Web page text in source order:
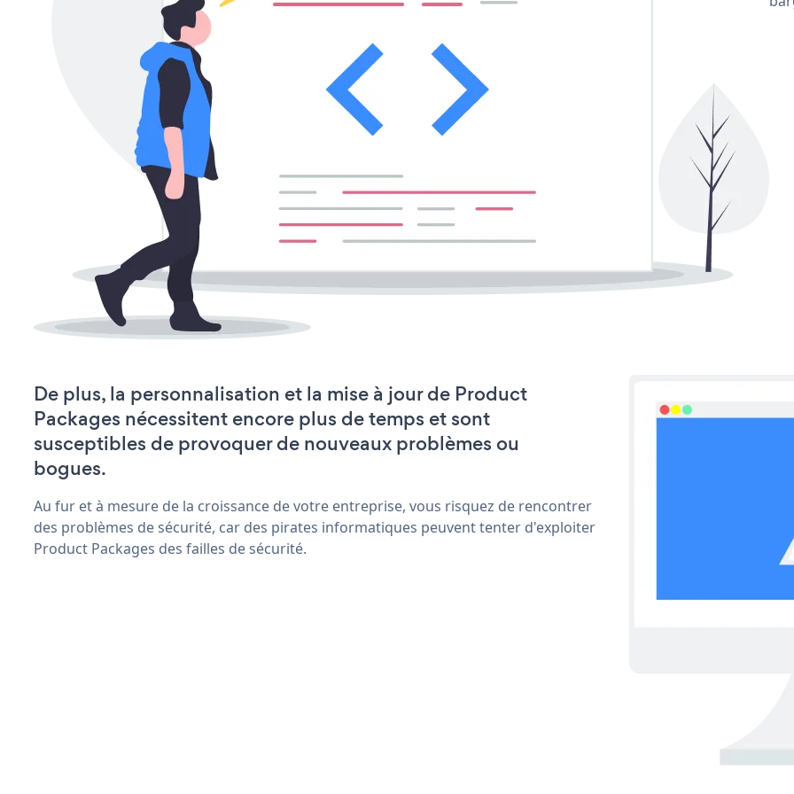
De plus, la personnalisation et la mise à jour de Product
Packages nécessitent encore plus de temps et sont
susceptibles de provoquer de nouveaux problèmes ou
bogues.
Au fur et à mesure de la croissance de votre entreprise, vous risquez de rencontrer
des problèmes de sécurité, car des pirates informatiques peuvent tenter d'exploiter
Product Packages des failles de sécurité.